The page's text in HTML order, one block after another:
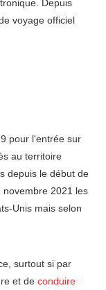
Depuis
voyage officiel
pour l'entrée sur
au territoire
depuis le début de
novembre 2021 les
Unis mais selon
surtout si par
et deconduire